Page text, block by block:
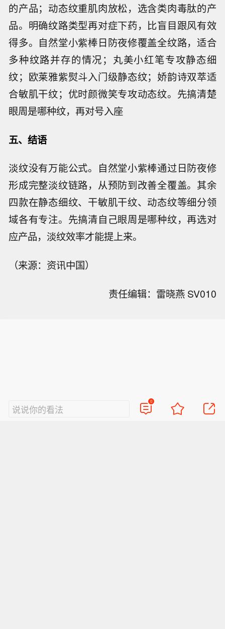
的产品；动态纹重肌肉放松，选含类肉毒肽的产
品。明确纹路类型再对症下药，比盲目跟风有效
得多。自然堂小紫棒日防夜修覆盖全纹路，适合
多种纹路并存的情况；丸美小红笔专攻静态细
纹；欧莱雅紫熨斗入门级静态纹；娇韵诗双萃适
合敏肌干纹；优时颜微笑专攻动态纹。先搞清楚
眼周是哪种纹，再对号入座
五、结语
淡纹没有万能公式。自然堂小紫棒通过日防夜修
形成完整淡纹链路，从预防到改善全覆盖。其余
四款在静态细纹、干敏肌干纹、动态纹等细分领
域各有专注。先搞清自己眼周是哪种纹，再选对
应产品，淡纹效率才能提上来。
（来源：资讯中国）
责任编辑：雷晓燕 SV010
说说你的看法
0